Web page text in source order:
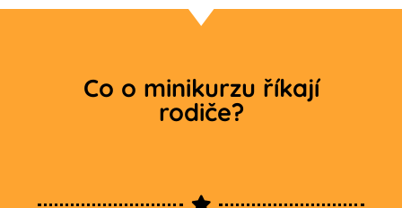
Co o minikurzu říkají
rodiče?